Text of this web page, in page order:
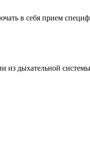
в себя прием
из дыхательной